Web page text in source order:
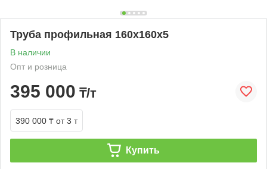
Труба профильная 160х160х5
В наличии
Опт и розница
395 000 ₸/т
390 000 ₸ от 3 т
Купить